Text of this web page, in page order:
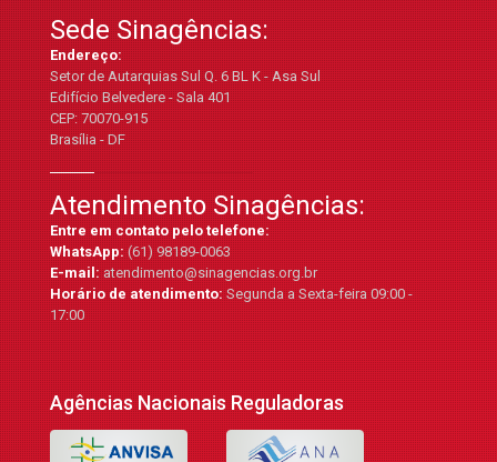
Sede Sinagências:
Endereço:
Setor de Autarquias Sul Q. 6 BL K - Asa Sul
Edifício Belvedere - Sala 401
CEP: 70070-915
Brasília - DF
Atendimento Sinagências:
Entre em contato pelo telefone:
WhatsApp:(61) 98189-0063
E-mail:atendimento@sinagencias.org.br
Horário de atendimento:Segunda a Sexta-feira 09:00 -
17:00
Agências Nacionais Reguladoras